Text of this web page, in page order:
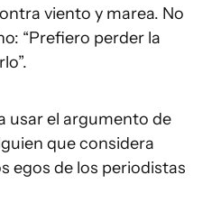
viento y marea. No
“Prefiero perder la
usar el argumento de
que considera
egos de los periodistas